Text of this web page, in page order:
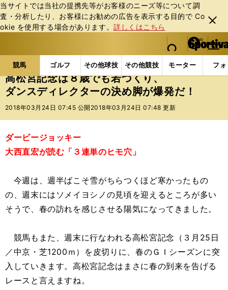
当サイトでは当社の提携先等がお客様のニーズ等について調
査・分析したり、お客様にお勧めの広告を表⽰する⽬的で Co
okie を使⽤する場合があります。詳しくはこちら
閉じ
る
web Sportiva (webスポルティーバ)
検索
マイペ
ー
ジ
メニュ
競馬 ゴルフ その他球技 その他競技 モーター フ
b
ス
ポ
ル
バ
競馬の記事一覧 競馬 高松宮記念は８歳でも若づく
高松宮記念は８歳でも若づくり、
ダンスディレクターの決め脚が爆発だ！
2018年03月24日 07:45 公開 2018年03月24日 07:48 更新
ダービージョッキー
大西直宏が読む「３連単のヒモ穴」
今週は、週半ばこそ雪がちらつくほど寒かったもの
の、週末にはソメイヨシノの見頃を迎えるところが多い
そうで、春の訪れを感じさせる陽気になってきました。
競馬もまた、週末に行なわれる高松宮記念（３月25日
／中京・芝1200ｍ）を皮切りに、春のＧＩシーズンに突
入していきます。高松宮記念はまさに春の到来を告げる
レースと言えますね。